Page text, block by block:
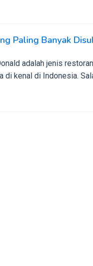
Paling Banyak
adalah jenis restoran
di kenal di Indonesia.